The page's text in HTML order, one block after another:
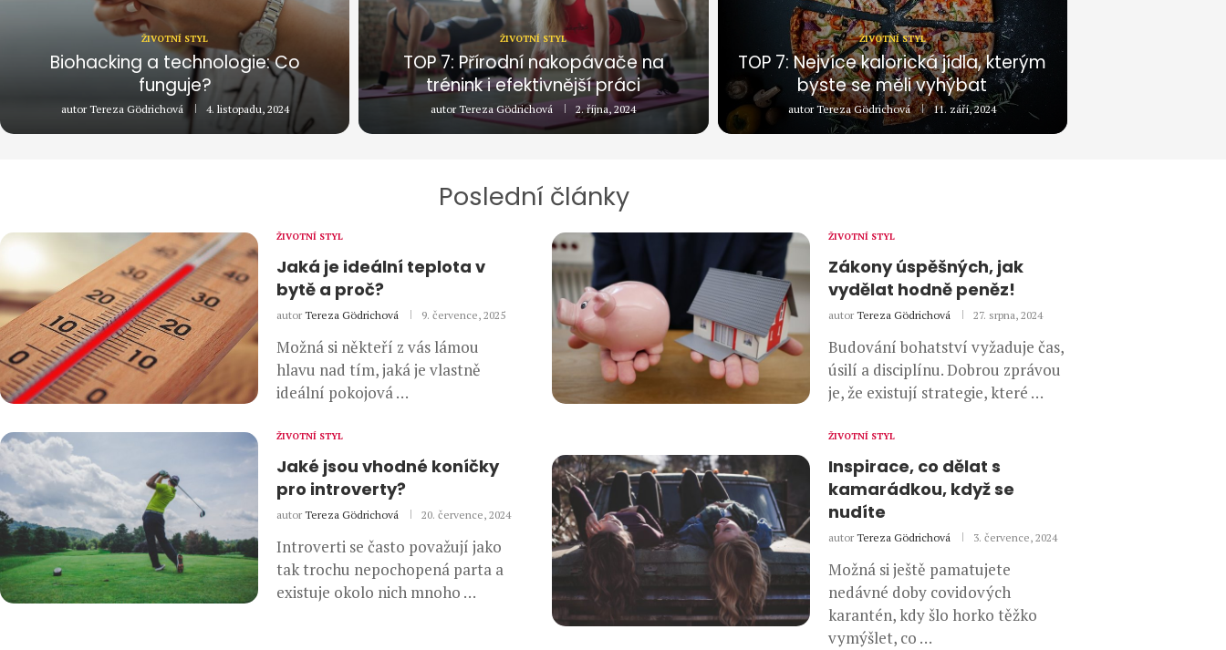
ŽIVOTNÍ STYL
Biohacking a technologie: Co
funguje?
autorTereza Gödrichová 4. listopadu, 2024
ŽIVOTNÍ STYL
TOP 7: Přírodní nakopávače na
trénink i efektivnější práci
autorTereza Gödrichová 2. října, 2024
ŽIVOTNÍ STYL
TOP 7: Nejvíce kalorická jídla, kterým
byste se měli vyhýbat
autorTereza Gödrichová 11. září, 2024
Poslední články
ŽIVOTNÍ STYL
Jaká je ideální teplota v
bytě a proč?
autor Tereza Gödrichová 9. července, 2025
Možná si někteří z vás lámou
hlavu nad tím, jaká je vlastně
ideální pokojová …
ŽIVOTNÍ STYL
Zákony úspěšných, jak
vydělat hodně peněz!
autor Tereza Gödrichová 27. srpna, 2024
Budování bohatství vyžaduje čas,
úsilí a disciplínu. Dobrou zprávou
je, že existují strategie, které …
ŽIVOTNÍ STYL
Jaké jsou vhodné koníčky
pro introverty?
autor Tereza Gödrichová 20. července, 2024
Introverti se často považují jako
tak trochu nepochopená parta a
existuje okolo nich mnoho …
ŽIVOTNÍ STYL
Inspirace, co dělat s
kamarádkou, když se
nudíte
autor Tereza Gödrichová 3. července, 2024
Možná si ještě pamatujete
nedávné doby covidových
karantén, kdy šlo horko těžko
vymýšlet, co …